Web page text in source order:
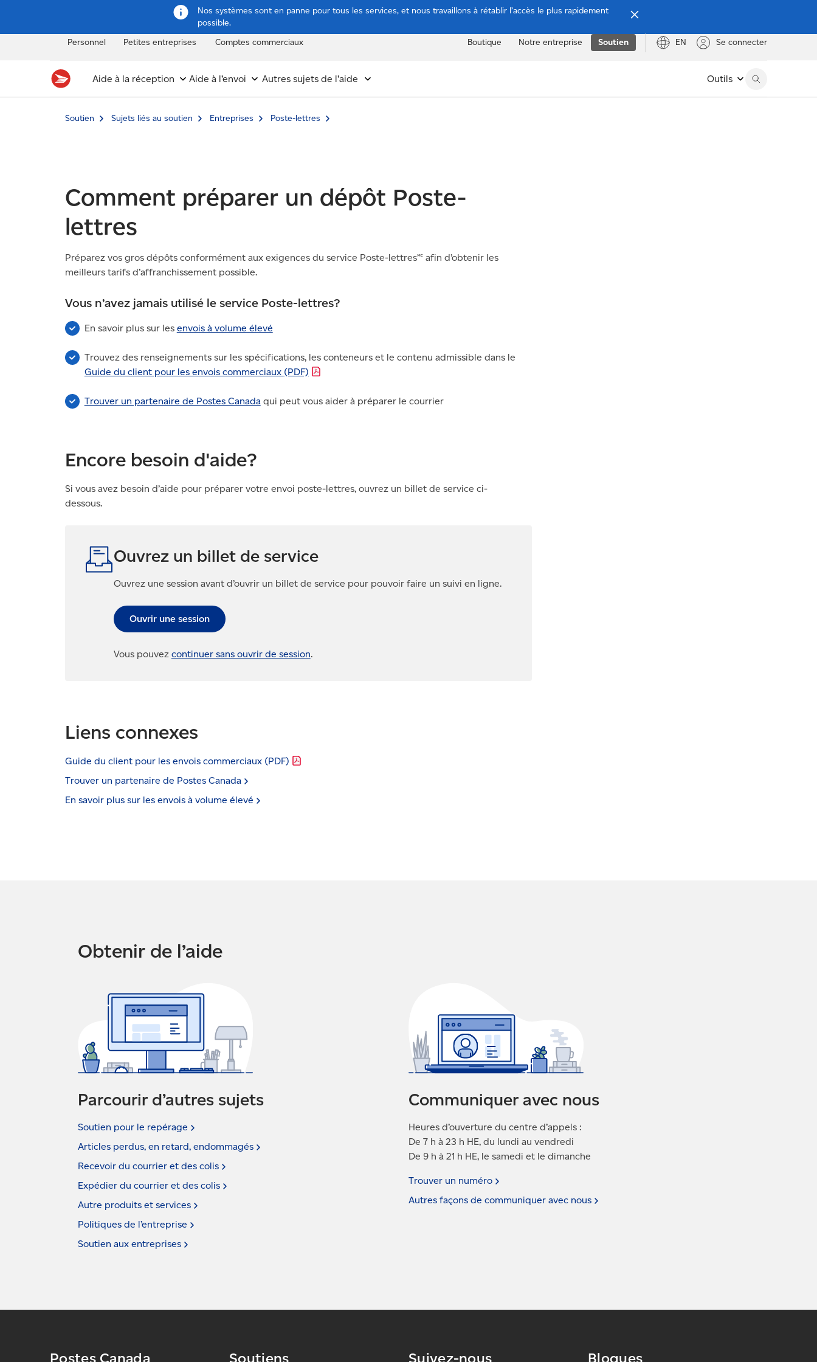
Nos systèmes sont en panne pour tous les services, et nous travaillons à rétablir l’accès le plus rapidement
possible.
Personnel
Petites entreprises Comptes commerciaux Boutique Notre entreprise Soutien EN Se connecter
Aide à la réception Aide à l’envoi Autres sujets de l’aide Outils
Soutien Sujets liés au soutien Entreprises Poste-lettres
Comment préparer un dépôt Poste-
lettres
Préparez vos gros dépôts conformément aux exigences du service Poste-lettres🅪 afin d’obtenir les
meilleurs tarifs d’affranchissement possible.
Vous n’avez jamais utilisé le service Poste-lettres?
En savoir plus sur les envois à volume élevé
Trouvez des renseignements sur les spécifications, les conteneurs et le contenu admissible dans le
Guide du client pour les envois commerciaux (PDF)
Trouver un partenaire de Postes Canadaqui peut vous aider à préparer le courrier
Encore besoin d'aide?
Si vous avez besoin d’aide pour préparer votre envoi poste-lettres, ouvrez un billet de service ci-
dessous.
Ouvrez un billet de service
Ouvrez une session avant d’ouvrir un billet de service pour pouvoir faire un suivi en ligne.
Ouvrir une session
Vous pouvez continuer sans ouvrir de session.
Liens connexes
Guide du client pour les envois commerciaux (PDF)
Trouver un partenaire de Postes Canada
En savoir plus sur les envois à volume élevé
Obtenir de l’aide
Parcourir d’autres sujets
Soutien pour le repérage
Articles perdus, en retard, endommagés
Recevoir du courrier et des colis
Expédier du courrier et des colis
Autre produits et services
Politiques de l’entreprise
Soutien aux entreprises
Communiquer avec nous
Heures d’ouverture du centre d’appels :
De 7 h à 23 h HE, du lundi au vendredi
De 9 h à 21 h HE, le samedi et le dimanche
Trouver un numéro
Autres façons de communiquer avec nous
Postes Canada Soutiens Suivez-nous Blogues